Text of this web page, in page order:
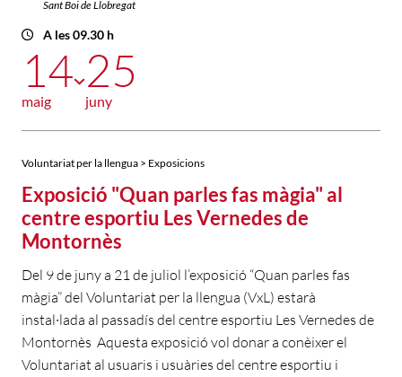
Sant Boi de Llobregat
A les 09.30 h
14
maig
25
juny
Voluntariat per la llengua > Exposicions
Exposició "Quan parles fas màgia" al
centre esportiu Les Vernedes de
Montornès
Del 9 de juny a 21 de juliol l’exposició “Quan parles fas
màgia” del Voluntariat per la llengua (VxL) estarà
instal·lada al passadís del centre esportiu Les Vernedes de
Montornès Aquesta exposició vol donar a conèixer el
Voluntariat al usuaris i usuàries del centre esportiu i